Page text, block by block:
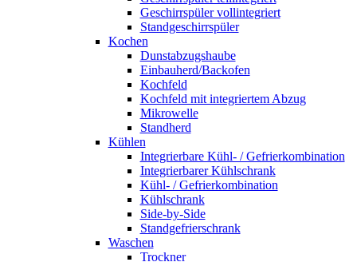
Geschirrspüler vollintegriert
Standgeschirrspüler
Kochen
Dunstabzugshaube
Einbauherd/Backofen
Kochfeld
Kochfeld mit integriertem Abzug
Mikrowelle
Standherd
Kühlen
Integrierbare Kühl- / Gefrierkombination
Integrierbarer Kühlschrank
Kühl- / Gefrierkombination
Kühlschrank
Side-by-Side
Standgefrierschrank
Waschen
Trockner